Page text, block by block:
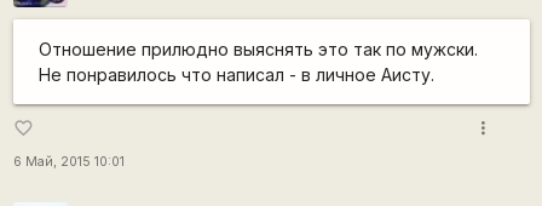
Отношение прилюдно выяснять это так по мужски.
Не понравилось что написал - в личное Аисту.
favorite_border
6 Май, 2015 10:01
more_vert